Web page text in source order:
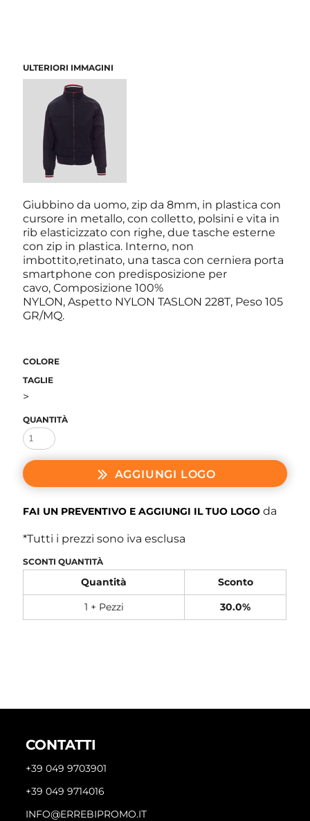
ULTERIORI IMMAGINI
Giubbino da uomo, zip da 8mm, in plastica con
cursore in metallo, con colletto, polsini e vita in
rib elasticizzato con righe, due tasche esterne
con zip in plastica. Interno, non
imbottito,retinato, una tasca con cerniera porta
smartphone con predisposizione per
cavo, Composizione 100%
NYLON, Aspetto NYLON TASLON 228T, Peso 105
GR/MQ.
COLORE
TAGLIE
>
QUANTITÀ
AGGIUNGI LOGO
FAI UN PREVENTIVO E AGGIUNGI IL TUO LOGO da
*Tutti i prezzi sono iva esclusa
SCONTI QUANTITÀ
Quantità
Sconto
1 + Pezzi
30.0%
CONTATTI
+39 049 9703901
+39 049 9714016
INFO@ERREBIPROMO.IT